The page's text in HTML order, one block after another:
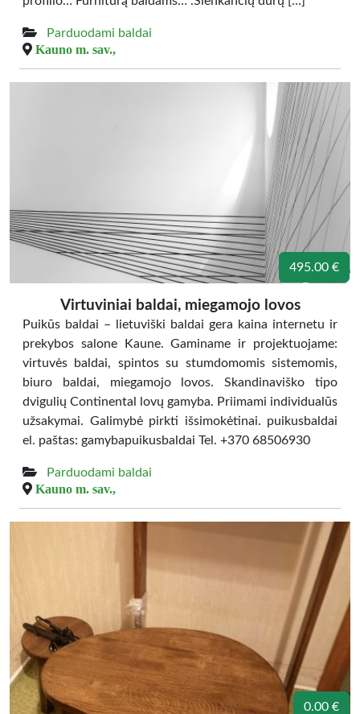
Parduodami baldai
Kauno m. sav.,
495.00 €
Virtuviniai baldai, miegamojo lovos
Puikūs baldai – lietuviški baldai gera kaina internetu ir
prekybos salone Kaune. Gaminame ir projektuojame:
virtuvės baldai, spintos su stumdomomis sistemomis,
biuro baldai, miegamojo lovos. Skandinaviško tipo
dvigulių Continental lovų gamyba. Priimami individualūs
užsakymai. Galimybė pirkti išsimokėtinai. puikusbaldai
el. paštas: gamybapuikusbaldai Tel. +370 68506930
Parduodami baldai
Kauno m. sav.,
0.00 €